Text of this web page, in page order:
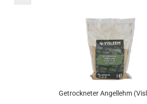
Getrockneter Angellehm